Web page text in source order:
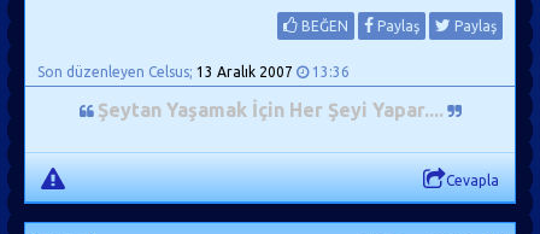
BEĞEN Paylaş Paylaş
Son düzenleyen Celsus; 13 Aralık 2007 13:36
Şeytan Yaşamak İçin Her Şeyi Yapar....
Cevapla